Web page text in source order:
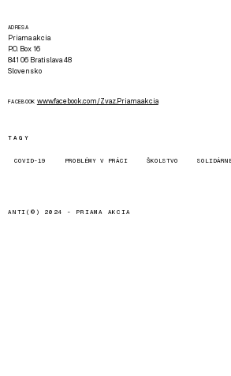
ADRESA
Priama akcia
P.O. Box 16
841 06 Bratislava 48
Slovensko
FACEBOOK www.facebook.com/Zvaz.Priama.akcia
TAGY
COVID-19 PROBLÉMY V PRÁCI ŠKOLSTVO
ANTI(©) 2024 - PRIAMA AKCIA